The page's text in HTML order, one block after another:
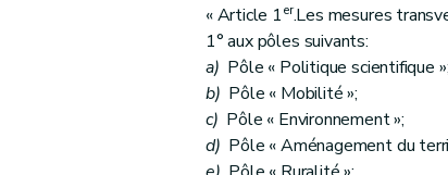
Chapitre II Dispositions modificatives
Section 1re
Modifications relatives à
Art. 25
« Article 1er.Les mesures
1° aux pôles suivants:
a) Pôle « Politique scientifique »;
b) Pôle « Mobilité »;
c) Pôle « Environnement »;
d) Pôle « Aménagement du